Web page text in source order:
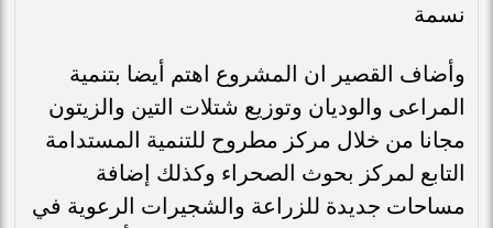
نسمة
وأضاف القصير ان المشروع اهتم أيضا بتنمية
المراعى والوديان وتوزيع شتلات التين والزيتون
مجانا من خلال مركز مطروح للتنمية المستدامة
التابع لمركز بحوث الصحراء وكذلك إضافة
مساحات جديدة للزراعة والشجيرات الرعوية في